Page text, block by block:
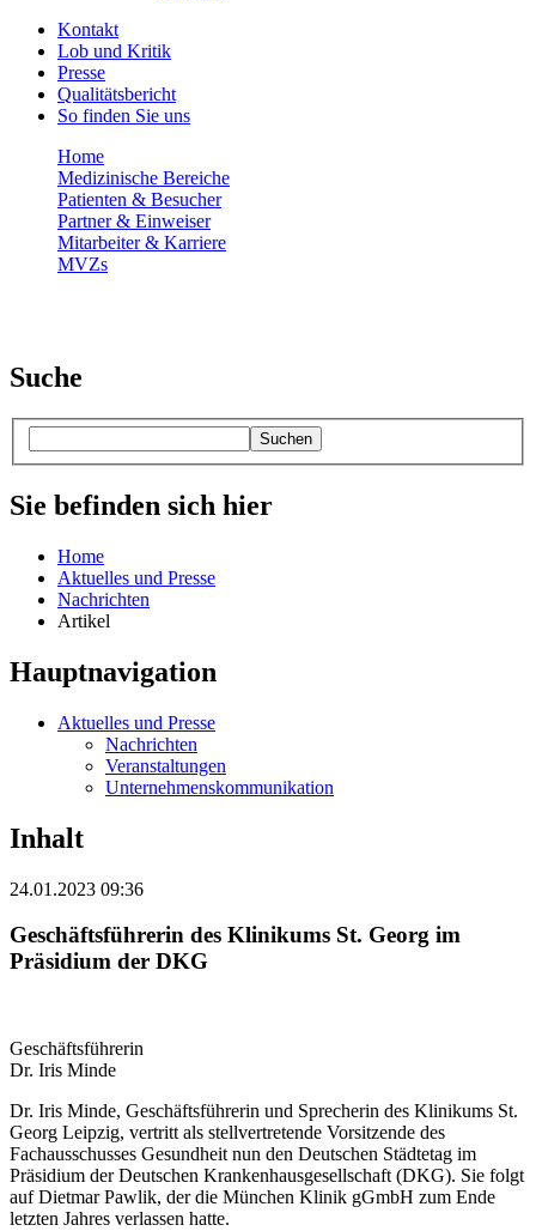
Kontakt
Lob und Kritik
Presse
Qualitätsbericht
So finden Sie uns
Home
Medizinische Bereiche
Patienten & Besucher
Partner & Einweiser
Mitarbeiter & Karriere
MVZs
Suche
Suchen
Sie befinden sich hier
Home
Aktuelles und Presse
Nachrichten
Artikel
Hauptnavigation
Aktuelles und Presse
Nachrichten
Veranstaltungen
Unternehmenskommunikation
Inhalt
24.01.2023 09:36
Geschäftsführerin des Klinikums St. Georg im
Präsidium der DKG
Geschäftsführerin
Dr. Iris Minde
Dr. Iris Minde, Geschäftsführerin und Sprecherin des Klinikums St.
Georg Leipzig, vertritt als stellvertretende Vorsitzende des
Fachausschusses Gesundheit nun den Deutschen Städtetag im
Präsidium der Deutschen Krankenhausgesellschaft (DKG). Sie folgt
auf Dietmar Pawlik, der die München Klinik gGmbH zum Ende
letzten Jahres verlassen hatte.